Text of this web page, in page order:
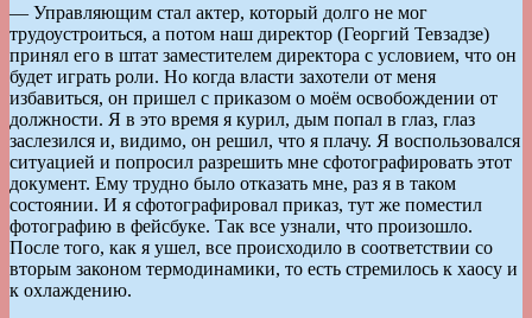
— Управляющим стал актер, который долго не мог
трудоустроиться, а потом наш директор (Георгий Тевзадзе)
принял его в штат заместителем директора с условием, что он
будет играть роли. Но когда власти захотели от меня
избавиться, он пришел с приказом о моём освобождении от
должности. Я в это время я курил, дым попал в глаз, глаз
заслезился и, видимо, он решил, что я плачу. Я воспользовался
ситуацией и попросил разрешить мне сфотографировать этот
документ. Ему трудно было отказать мне, раз я в таком
состоянии. И я сфотографировал приказ, тут же поместил
фотографию в фейсбуке. Так все узнали, что произошло.
После того, как я ушел, все происходило в соответствии со
вторым законом термодинамики, то есть стремилось к хаосу и
к охлаждению.